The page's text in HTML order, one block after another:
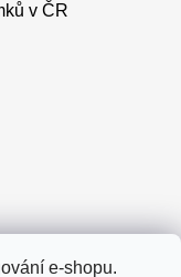
e-shopu.
v ČR